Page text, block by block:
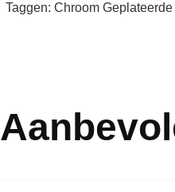
Taggen: Chroom